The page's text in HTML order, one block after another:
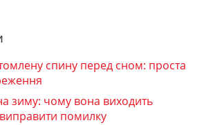
спину перед сном: проста
зиму: чому вона виходить
помилку